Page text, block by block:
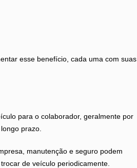
esse benefício, cada uma com suas
para o colaborador, geralmente por
prazo.
manutenção e seguro podem
de veículo periodicamente.